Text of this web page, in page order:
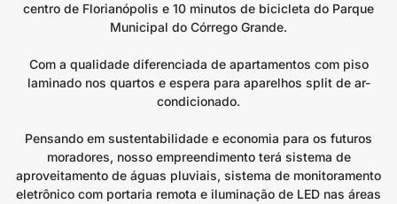
centro de Florianópolis e 10 minutos de bicicleta do Parque
Municipal do Córrego Grande.
Com a qualidade diferenciada de apartamentos com piso
laminado nos quartos e espera para aparelhos split de ar-
condicionado.
Pensando em sustentabilidade e economia para os futuros
moradores, nosso empreendimento terá sistema de
aproveitamento de águas pluviais, sistema de monitoramento
eletrônico com portaria remota e iluminação de LED nas áreas